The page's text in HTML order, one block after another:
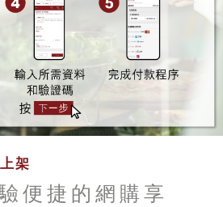
架
便捷的網購享